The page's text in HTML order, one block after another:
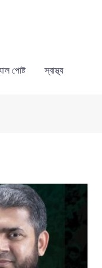
পোষ্ট স্বাস্থ্য